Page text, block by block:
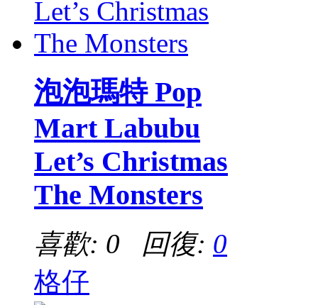
泡泡瑪特 Pop
Mart Labubu
Let’s Christmas
The Monsters
喜歡: 0 回復: 0
格仔